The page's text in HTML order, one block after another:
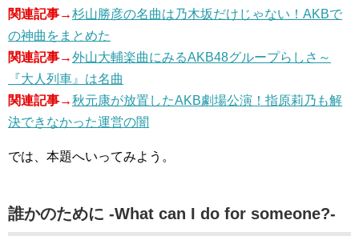
関連記事→杉山勝彦の名曲は乃木坂だけじゃない！AKBで
の神曲をまとめた
関連記事→外山大輔楽曲にみるAKB48グループらしさ～
『大人列車』は名曲
関連記事→秋元康が放置したAKB劇場公演！指原莉乃も解
決できなかった運営の闇
では、本題へいってみよう。
誰かのために -What can I do for someone?-